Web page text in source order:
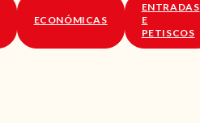
SOBRE NÓS
ECONÓMICAS
ENTRADAS
E
PETISCOS